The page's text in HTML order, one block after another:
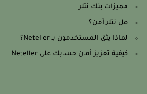
مميزات بنك نتلر
هل نتلر آمن؟
لماذا يثق المستخدمون بـ Neteller؟
كيفية تعزيز أمان حسابك على Neteller